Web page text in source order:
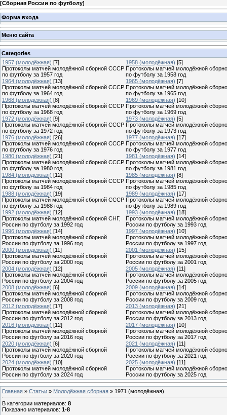
[Сборная России по футболу]
Форма входа
Меню сайта
Categories
1957 (молодёжная) [7]
Протоколы матчей молодёжной сборной СССР
по футболу за 1957 год
1958 (молодёжная) [5]
Протоколы матчей молодёжной
по футболу за 1958 год
1964 (молодёжная) [13]
Протоколы матчей молодёжной сборной СССР
по футболу за 1964 год
1965 (молодёжная) [7]
Протоколы матчей молодёжной
по футболу за 1965 год
1968 (молодёжная) [8]
Протоколы матчей молодёжной сборной СССР
по футболу за 1968 год
1969 (молодёжная) [10]
Протоколы матчей молодёжной
по футболу за 1969 год
1972 (молодёжная) [9]
Протоколы матчей молодёжной сборной СССР
по футболу за 1972 год
1973 (молодёжная) [5]
Протоколы матчей молодёжной
по футболу за 1973 год
1976 (молодёжная) [26]
Протоколы матчей молодёжной сборной СССР
по футболу за 1976 год
1977 (молодёжная) [17]
Протоколы матчей молодёжной
по футболу за 1977 год
1980 (молодёжная) [21]
Протоколы матчей молодёжной сборной СССР
по футболу за 1980 год
1981 (молодёжная) [14]
Протоколы матчей молодёжной
по футболу за 1981 год
1984 (молодёжная) [12]
Протоколы матчей молодёжной сборной СССР
по футболу за 1984 год
1985 (молодёжная) [8]
Протоколы матчей молодёжной
по футболу за 1985 год
1988 (молодёжная) [19]
Протоколы матчей молодёжной сборной СССР
по футболу за 1988 год
1989 (молодёжная) [17]
Протоколы матчей молодёжной
по футболу за 1989 год
1992 (молодёжная) [12]
Протоколы матчей молодёжной сборной СНГ,
России по футболу за 1992 год
1993 (молодёжная) [18]
Протоколы матчей молодёжной
России по футболу за 1993 год
1996 (молодёжная) [14]
Протоколы матчей молодёжной сборной
России по футболу за 1996 год
1997 (молодёжная) [10]
Протоколы матчей молодёжной
России по футболу за 1997 год
2000 (молодёжная) [11]
Протоколы матчей молодёжной сборной
России по футболу за 2000 год
2001 (молодёжная) [15]
Протоколы матчей молодёжной
России по футболу за 2001 год
2004 (молодёжная) [12]
Протоколы матчей молодёжной сборной
России по футболу за 2004 год
2005 (молодёжная) [11]
Протоколы матчей молодёжной
России по футболу за 2005 год
2008 (молодёжная) [6]
Протоколы матчей молодёжной сборной
России по футболу за 2008 год
2009 (молодёжная) [14]
Протоколы матчей молодёжной
России по футболу за 2009 год
2012 (молодёжная) [17]
Протоколы матчей молодёжной сборной
России по футболу за 2012 год
2013 (молодёжная) [21]
Протоколы матчей молодёжной
России по футболу за 2013 год
2016 (молодёжная) [12]
Протоколы матчей молодёжной сборной
России по футболу за 2016 год
2017 (молодёжная) [10]
Протоколы матчей молодёжной
России по футболу за 2017 год
2020 (молодёжная) [6]
Протоколы матчей молодёжной сборной
России по футболу за 2020 год
2021 (молодёжная) [11]
Протоколы матчей молодёжной
России по футболу за 2021 год
2024 (молодёжная) [10]
Протоколы матчей молодёжной сборной
России по футболу за 2024 год
2025 (молодёжная) [11]
Протоколы матчей молодёжной
России по футболу за 2025 год
Главная » Статьи » Молодёжная сборная » 1971 (молодёжная)
В категории материалов: 8
Показано материалов: 1-8